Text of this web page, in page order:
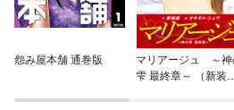
怨み屋本舗 通巻版
マリアージュ ～神
雫 最終章～ （新装